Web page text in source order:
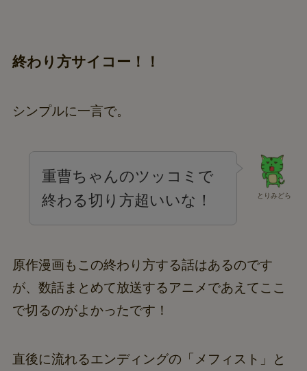
終わり方サイコー！！
シンプルに一言で。
とりみどら
重曹ちゃんのツッコミで
終わる切り方超いいな！
原作漫画もこの終わり方する話はあるのです
が、数話まとめて放送するアニメであえてここ
で切るのがよかったです！
直後に流れるエンディングの「メフィスト」と